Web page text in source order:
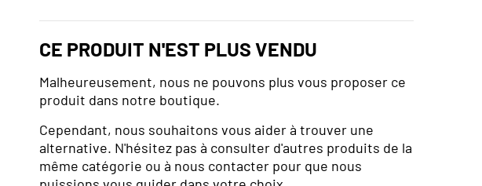
CE PRODUIT N'EST PLUS VENDU
Malheureusement, nous ne pouvons plus vous proposer ce
produit dans notre boutique.
Cependant, nous souhaitons vous aider à trouver une
alternative. N'hésitez pas à consulter d'autres produits de la
même catégorie ou à nous contacter pour que nous